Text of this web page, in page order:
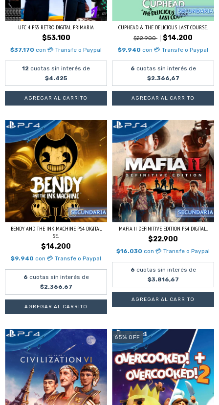
UFC 4 PS5 RETRO DIGITAL PRIMARIA
$53.100
$37.170 con 💳 Transfe o Paypal
12 cuotas sin interés de
$4.425
CUPHEAD & THE DELICIOUS LAST COURSE...
$22.900 $14.200
$9.940 con 💳 Transfe o Paypal
6 cuotas sin interés de
$2.366,67
BENDY AND THE INK MACHINE PS4 DIGITAL
SE...
$14.200
$9.940 con 💳 Transfe o Paypal
6 cuotas sin interés de
$2.366,67
MAFIA II DEFINITIVE EDITION PS4 DIGITAL...
$22.900
$16.030 con 💳 Transfe o Paypal
6 cuotas sin interés de
$3.816,67
65% OFF